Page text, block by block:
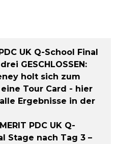
UK Q-School Final
GESCHLOSSEN:
holt sich zum
Tour Card - hier
Ergebnisse in der
PDC UK Q-
Stage nach Tag 3 –